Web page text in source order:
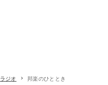
ラジオ 邦楽のひととき